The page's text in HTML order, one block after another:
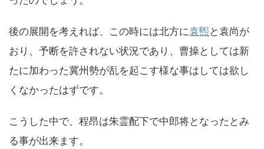
後の展開を考えれば、この時には北方に袁煕 と袁尚が
おり、予断を許されない状況であり、曹操としては新
たに加わった冀州勢が乱を起こす様な事はしては欲し
くなかったはずです。
こうした中で、程昂は朱霊配下で中郎将となったとみ
る事が出来ます。